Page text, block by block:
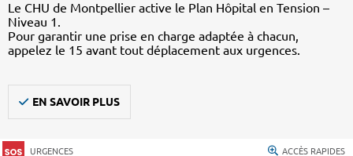
Le CHU de Montpellier active le Plan Hôpital en Tension –
Niveau 1.
Pour garantir une prise en charge adaptée à chacun,
appelez le 15 avant tout déplacement aux urgences.
EN SAVOIR PLUS
URGENCES ACCÈS RAPIDES